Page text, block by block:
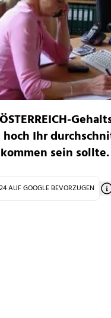
Ihr
sein sollte.
AUF GOOGLE BEVORZUGEN